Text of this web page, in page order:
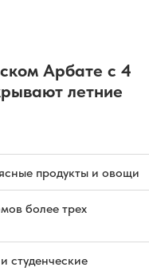
Арбате с 4
летние
продукты и овощи
более трех
студенческие